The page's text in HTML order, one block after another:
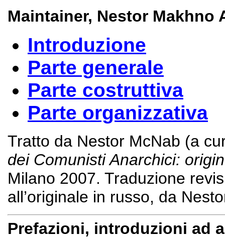
Maintainer, Nestor Makhno
Introduzione
Parte generale
Parte costruttiva
Parte organizzativa
Tratto da Nestor McNab (a
dei Comunisti Anarchici:
Milano 2007. Traduzione
all’originale in russo, da
Prefazioni, introduzioni ad